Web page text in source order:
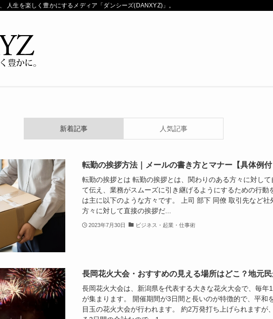
人生を楽しく豊かにするメディア「ダンシーズ(DANXYZ)」。
新着記事 人気記事
転勤の挨拶方法｜メールの書き方とマナー【具体例付
転勤の挨拶とは 転勤の挨拶とは、関わりのある方々に対し
て伝え、業務がスムーズに引き継げるようにするための行動
は主に以下のような方々です。 上司 部下 同僚 取引先など社
方々に対して直接の挨拶だ...
2023年7月30日 ビジネス・起業・仕事術
長岡花火大会・おすすめの見える場所はどこ？地元
長岡花火大会は、新潟県を代表する大きな花火大会で、毎年
が集まります。 開催期間が3日間と長いのが特徴的で、平和
目玉の花火大会が行われます。 約2万発打ち上げられますが